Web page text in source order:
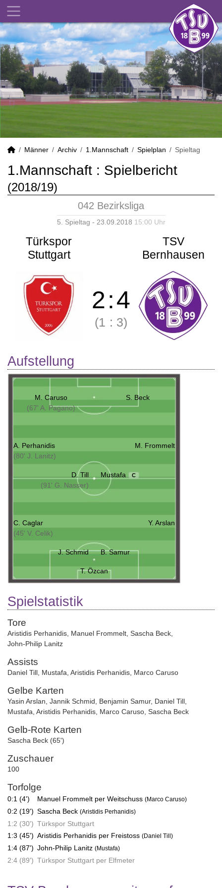
Männer Archiv 1.Mannschaft Spielplan Spieltag
1.Mannschaft : Spielbericht
(2018/19)
042 Bezirksliga
5. Spieltag - 23.09.2018 15:00 Uhr
Türkspor
Stuttgart
TSV
Bernhausen
2:4
(1 : 3)
Aufstellung
M. Caruso
(67' A. Pagano)
S. Beck
A. Perhanidis
(80' J. Lanitz)
M. Frommelt
D. Till
(91' G. Nasser)
Mustafa C
C. Caglar
(45' V. Celik)
Y. Arslan
J. Schmid B. Samur
T. Özcan
Spielstatistik
Tore
Aristidis Perhanidis Manuel Frommelt Sascha Beck
John-Philip Lanitz
Assists
Daniel Till Mustafa Aristidis Perhanidis Marco Caruso
Gelbe Karten
Yasin Arslan Jannik Schmid Benjamin Samur, Daniel Till
Mustafa Aristidis Perhanidis Marco Caruso Sascha Beck
Gelb-Rote Karten
Sascha Beck (65')
Zuschauer
100
Torfolge
0:1 (4') Manuel Frommelt per Weitschuss (Marco Caruso)
0:2 (19') Sascha Beck (Aristidis Perhanidis)
1:2 (30') Türkspor Stuttgart
1:3 (45') Aristidis Perhanidis per Freistoss (Daniel Till)
1:4 (87') John-Philip Lanitz (Mustafa)
2:4 (89') Türkspor Stuttgart per Elfmeter